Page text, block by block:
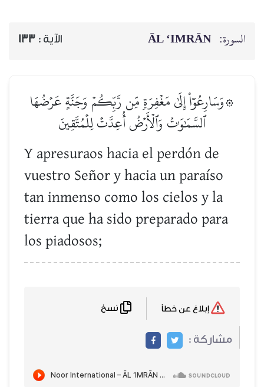
السورة: ĀL ‘IMRĀN الآية : 133
۞وَسَارِعُوٓاْ إِلَىٰ مَغۡفِرَةٖ مِّن رَّبِّكُمۡ وَجَنَّةٍ عَرۡضُهَا
ٱلسَّمَٰوَٰتُ وَٱلۡأَرۡضُ أُعِدَّتۡ لِلۡمُتَّقِينَ
Y apresuraos hacia el perdón de
vuestro Señor y hacia un paraíso
tan inmenso como los cielos y la
tierra que ha sido preparado para
los piadosos;
مشاركة :